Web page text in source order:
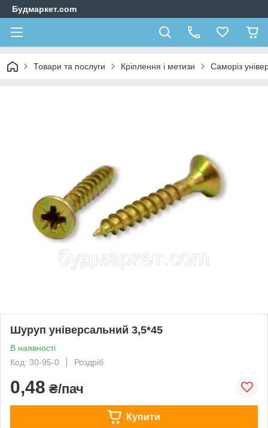
Будмаркет.com
Товари та послуги Кріплення і метизи Саморіз
Шуруп універсальний 3,5*45
В наявності
Код: 30-95-0
Роздріб
0,48 ₴/пач
Купити